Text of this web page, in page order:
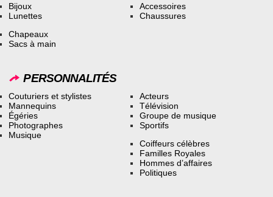
Bijoux
Lunettes
Accessoires
Chaussures
Chapeaux
Sacs à main
PERSONNALITÉS
Couturiers et stylistes
Mannequins
Égéries
Photographes
Musique
Acteurs
Télévision
Groupe de musique
Sportifs
Coiffeurs célèbres
Familles Royales
Hommes d’affaires
Politiques